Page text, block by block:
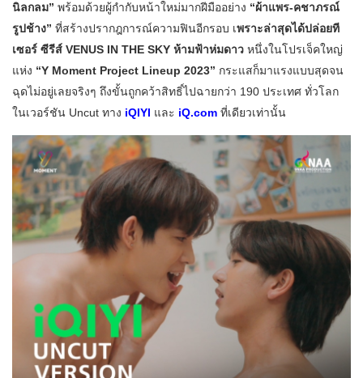
นิลกลม” พร้อมด้วยผู้กำกับหน้าใหม่มากฝีมืออย่าง “ผ้าแพร-คชาภรณ์
รูปช้าง” ที่สร้างปรากฎการณ์ความฟินอีกรอบ เพราะล่าสุดได้ปล่อยที
เซอร์ ซีรีส์ VENUS IN THE SKY ห้ามฟ้าห่มดาว หนึ่งในโปรเจ็คใหญ่
แห่ง “Y Moment Project Lineup 2023” กระแสก็มาแรงแบบสุดจน
ฉุดไม่อยู่เลยจริงๆ ถึงขั้นถูกคว้าสิทธิ์ไปฉายกว่า 190 ประเทศ ทั่วโลก
ในเวอร์ชัน Uncut ทาง iQIYI และ iQ.com ที่เดียวเท่านั้น